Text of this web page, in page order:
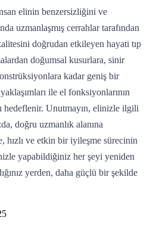
elinin benzersizliğini ve
uzmanlaşmış cerrahlar tarafından
doğrudan etkileyen hayati tıp
doğumsal kusurlara, sinir
kadar geniş bir
ile el fonksiyonlarının
hedeflenir. Unutmayın, elinizle ilgili
doğru uzmanlık alanına
hızlı ve etkin bir iyileşme sürecinin
yapabildiğiniz her şeyi yeniden
yerden, daha güçlü bir şekilde